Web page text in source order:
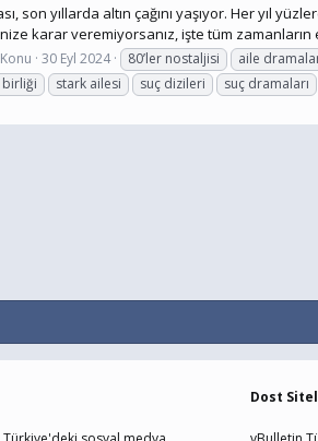
son yıllarda altın çağını yaşıyor. Her yıl
karar veremiyorsanız, işte tüm zamanların
Konu 30 Eyl 2024 80’ler nostaljisi aile
stark ailesi suç dizileri suç dramaları
Dost